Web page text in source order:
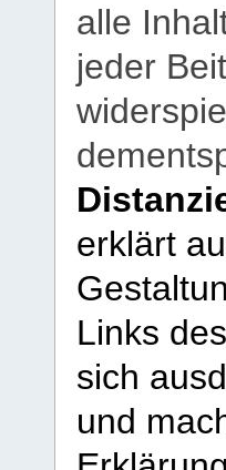
alle
jeder
erklärt
Links
sich
und